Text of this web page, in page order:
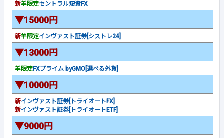
新羊限定セントラル短資FX
▼15000円
新羊限定インヴァスト証券[シストレ24]
▼13000円
羊限定FXプライム byGMO[選べる外貨]
▼10000円
新インヴァスト証券[トライオートFX]
新インヴァスト証券[トライオートETF]
▼9000円